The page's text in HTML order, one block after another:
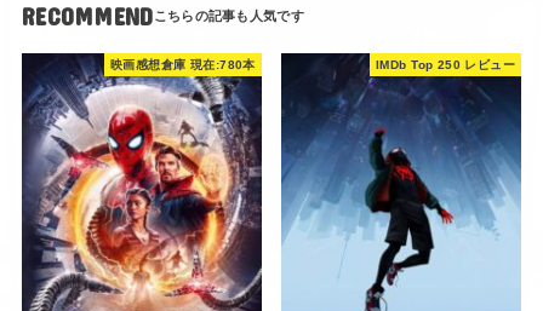
RECOMMEND
映画感想倉庫 現在:780本 IMDb Top 250 レビュー